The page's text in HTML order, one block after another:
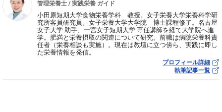
管理栄養士 / 実践栄養 ガイド
小田原短期大学食物栄養学科 教授。女子栄養大学栄養科学研
究所客員研究員。女子栄養大学大学院 博士課程修了。名古屋
女子大学 助手、一宮女子短期大学 専任講師を経て大学院へ進
学。肥満と栄養摂取の関連について研究。前職は病院栄養科責
任者（栄養相談も実施）。現在は教壇に立つ傍ら、実践に即し
た栄養情報を発信。
プロフィール詳細
執筆記事一覧